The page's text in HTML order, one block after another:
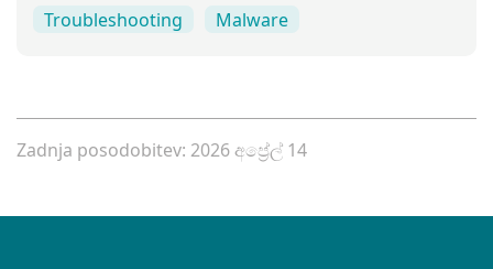
Troubleshooting
Malware
Zadnja posodobitev: 2026 අප්‍රේල් 14